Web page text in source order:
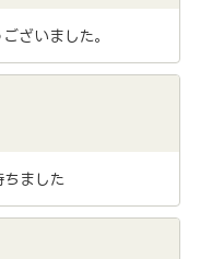
ざいました。
ました